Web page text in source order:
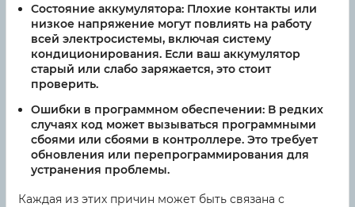
Состояние аккумулятора: Плохие контакты или
низкое напряжение могут повлиять на работу
всей электросистемы, включая систему
кондиционирования. Если ваш аккумулятор
старый или слабо заряжается, это стоит
проверить.
Ошибки в программном обеспечении: В редких
случаях код может вызываться программными
сбоями или сбоями в контроллере. Это требует
обновления или перепрограммирования для
устранения проблемы.
Каждая из этих причин может быть связана с